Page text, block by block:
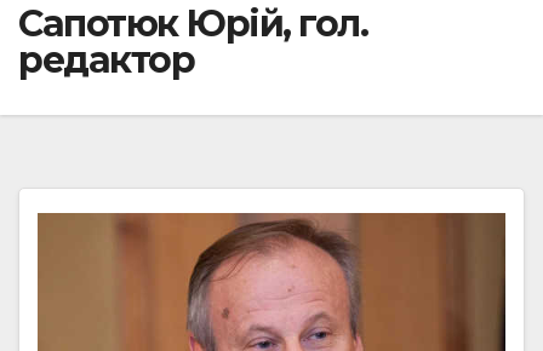
Сапотюк Юрій, гол.
редактор